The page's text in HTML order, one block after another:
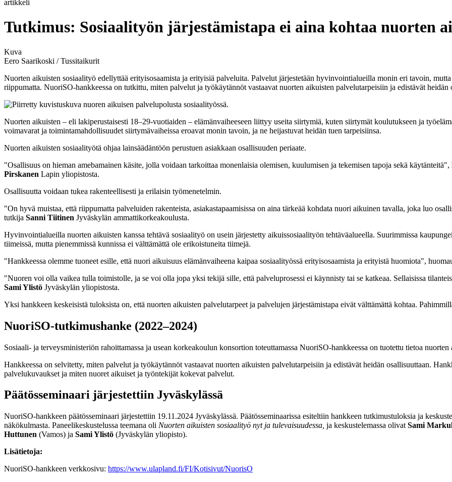
artikkeli
Tutkimus: Sosiaalityön järjestämistapa ei aina kohtaa nuorten
Kuva
Eero Saarikoski / Tussitaikurit
Nuorten aikuisten sosiaalityö edellyttää erityisosaamista ja erityisiä palveluita. Palvelut järjestetään hyvinvointialueilla monin eri tavoin,
riippumatta. NuoriSO-hankkeessa on tutkittu, miten palvelut ja työkäytännöt vastaavat nuorten aikuisten palvelutarpeisiin ja edistävät heidän
Nuorten aikuisten – eli lakiperustaisesti 18–29-vuotiaiden – elämänvaiheeseen liittyy useita siirtymiä, kuten siirtymät koulutukseen ja
voimavarat ja toimintamahdollisuudet siirtymävaiheissa eroavat monin tavoin, ja ne heijastuvat heidän tuen tarpeisiinsa.
Nuorten aikuisten sosiaalityötä ohjaa lainsäädäntöön perustuen asiakkaan osallisuuden periaate.
"Osallisuus on hieman amebamainen käsite, jolla voidaan tarkoittaa monenlaisia olemisen, kuulumisen ja tekemisen tapoja sekä
Pirskanen Lapin yliopistosta.
Osallisuutta voidaan tukea rakenteellisesti ja erilaisin työmenetelmin.
"On hyvä muistaa, että riippumatta palveluiden rakenteista, asiakastapaamisissa on aina tärkeää kohdata nuori aikuinen tavalla, joka luo
tutkija Sanni Tiitinen Jyväskylän ammattikorkeakoulusta.
Hyvinvointialueilla nuorten aikuisten kanssa tehtävä sosiaalityö on usein järjestetty aikuissosiaalityön tehtäväalueella. Suurimmissa
tiimeissä, mutta pienemmissä kunnissa ei välttämättä ole erikoistuneita tiimejä.
"Hankkeessa olemme tuoneet esille, että nuori aikuisuus elämänvaiheena kaipaa sosiaalityössä erityisosaamista ja erityistä huomiota",
"Nuoren voi olla vaikea tulla toimistolle, ja se voi olla jopa yksi tekijä sille, että palveluprosessi ei käynnisty tai se katkeaa. Sellaisissa
Sami Ylistö Jyväskylän yliopistosta.
Yksi hankkeen keskeisistä tuloksista on, että nuorten aikuisten palvelutarpeet ja palvelujen järjestämistapa eivät välttämättä kohtaa.
NuoriSO-tutkimushanke (2022–2024)
Sosiaali- ja terveysministeriön rahoittamassa ja usean korkeakoulun konsortion toteuttamassa NuoriSO-hankkeessa on tuotettu tietoa
Hankkeessa on selvitetty, miten palvelut ja työkäytännöt vastaavat nuorten aikuisten palvelutarpeisiin ja edistävät heidän osallisuuttaan.
palvelukuvaukset ja miten nuoret aikuiset ja työntekijät kokevat palvelut.
Päätösseminaari järjestettiin Jyväskylässä
NuoriSO-hankkeen päätösseminaari järjestettiin 19.11.2024 Jyväskylässä. Päätösseminaarissa esiteltiin hankkeen tutkimustuloksia ja
näkökulmasta. Paneelikeskustelussa teemana oli Nuorten aikuisten sosiaalityö nyt ja tulevaisuudessa, ja keskustelemassa olivat Sami
Huttunen (Vamos) ja Sami Ylistö (Jyväskylän yliopisto).
Lisätietoja:
NuoriSO-hankkeen verkkosivu: https://www.ulapland.fi/FI/Kotisivut/NuorisO